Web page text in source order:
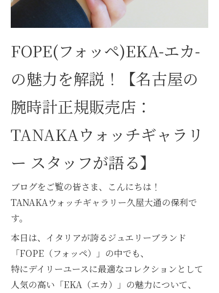
FOPE(フォッペ)EKA-エカ-
の魅力を解説！【名古屋の
腕時計正規販売店：
TANAKAウォッチギャラリ
ー スタッフが語る】
ブログをご覧の皆さま、こんにちは！
TANAKAウォッチギャラリー久屋大通の保利で
す。
本日は、イタリアが誇るジュエリーブランド
「FOPE（フォッペ）」の中でも、
特にデイリーユースに最適なコレクションとして
人気の高い「EKA（エカ）」の魅力について、